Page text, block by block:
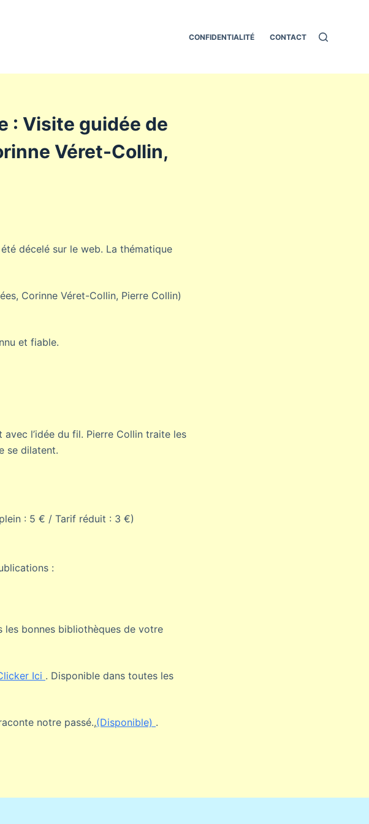
CONFIDENTIALITÉ CONTACT
: Visite guidée de
Véret-Collin,
décelé sur le web. La thématique
Corinne Véret-Collin, Pierre Collin)
et fiable.
l’idée du fil. Pierre Collin traite les
se dilatent.
: 5 € / Tarif réduit : 3 €)
:
les bonnes bibliothèques de votre
Ici . Disponible dans toutes les
notre passé.,(Disponible) .